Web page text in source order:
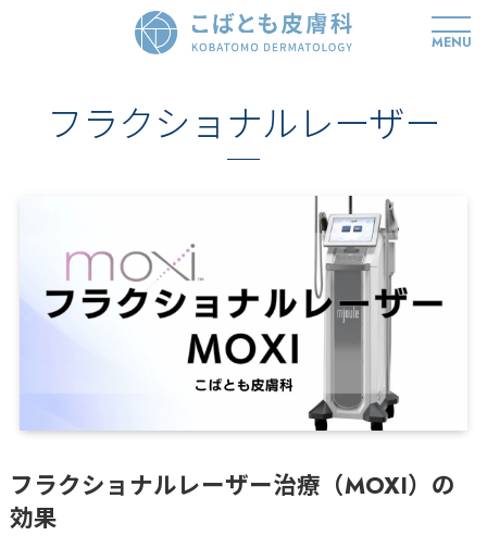
MENU
フラクショナルレーザー
フラクショナルレーザー治療（MOXI）の
効果